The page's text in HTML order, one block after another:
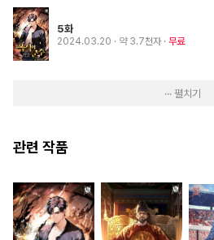
5화
2024.03.20 · 약 3.7천자 무료
··· 펼치기
관련 작품